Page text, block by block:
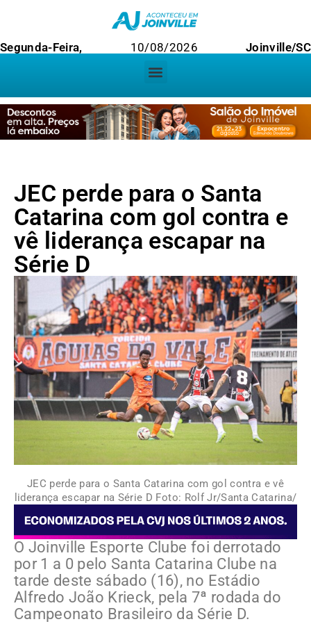
Segunda-Feira, 10/08/2026 Joinville/SC
JEC perde para o Santa
Catarina com gol contra e
vê liderança escapar na
Série D
JEC perde para o Santa Catarina com gol contra e vê
liderança escapar na Série D Foto: Rolf Jr/Santa Catarina/
O Joinville Esporte Clube foi derrotado
por 1 a 0 pelo Santa Catarina Clube na
tarde deste sábado (16), no Estádio
Alfredo João Krieck, pela 7ª rodada do
Campeonato Brasileiro da Série D.